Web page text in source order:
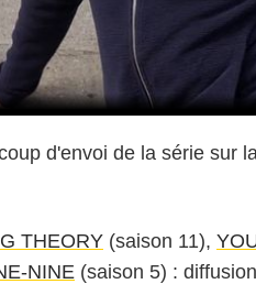
d'envoi de la série sur
THEORY (saison 11),
NINE (saison 5) :